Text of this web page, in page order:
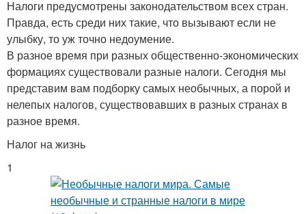
Налоги предусмотрены законодательством всех стран.
Правда, есть среди них такие, что вызывают если не
улыбку, то уж точно недоумение.
В разное время при разных общественно-экономических
формациях существовали разные налоги. Сегодня мы
представим вам подборку самых необычных, а порой и
нелепых налогов, существовавших в разных странах в
разное время.
Налог на жизнь
1